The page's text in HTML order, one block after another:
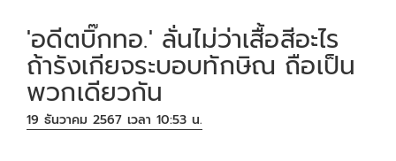
'อดีตบิ๊กทอ.' ลั่นไม่ว่าเสื้อสีอะไร
ถ้ารังเกียจระบอบทักษิณ ถือเป็น
พวกเดียวกัน
19 ธันวาคม 2567 เวลา 10:53 น.